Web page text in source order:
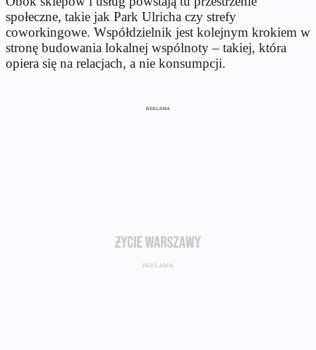
społeczne, takie jak Park Ulricha czy strefy
coworkingowe. Współdzielnik jest kolejnym krokiem w
stronę budowania lokalnej wspólnoty – takiej, która
opiera się na relacjach, a nie konsumpcji.
REKLAMA